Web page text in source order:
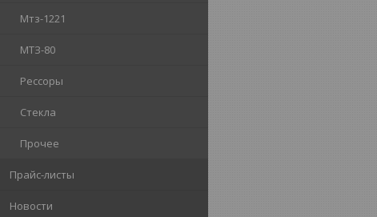
Мтз-1221
МТЗ-80
Рессоры
Стекла
Прочее
Прайс-листы
Новости